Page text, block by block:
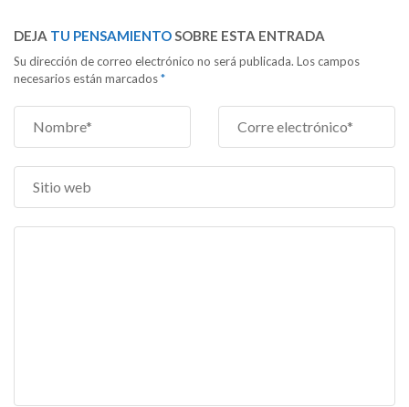
DEJA TU PENSAMIENTOSOBRE ESTA ENTRADA
Su dirección de correo electrónico no será publicada. Los campos
necesarios están marcados*